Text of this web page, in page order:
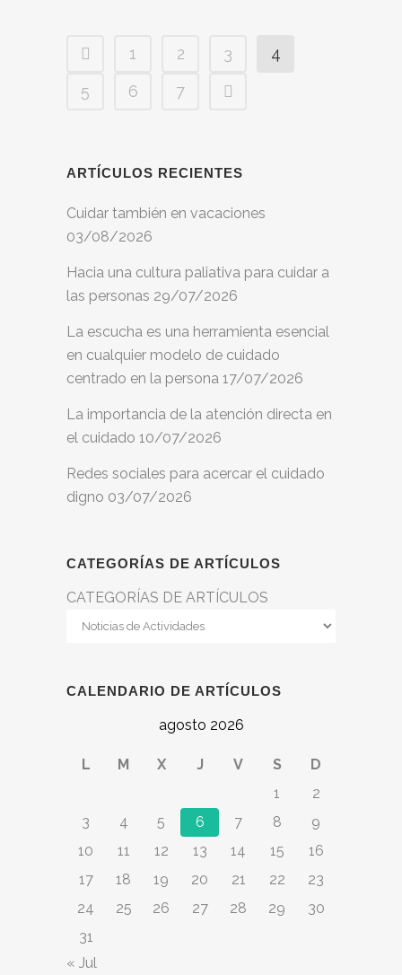
1 2 3
4
5
6 7
ARTÍCULOS RECIENTES
Cuidar también en vacaciones
03/08/2026
Hacia una cultura paliativa para cuidar a
las personas 29/07/2026
La escucha es una herramienta esencial
en cualquier modelo de cuidado
centrado en la persona 17/07/2026
La importancia de la atención directa en
el cuidado 10/07/2026
Redes sociales para acercar el cuidado
digno 03/07/2026
CATEGORÍAS DE ARTÍCULOS
CATEGORÍAS DE ARTÍCULOS
CALENDARIO DE ARTÍCULOS
agosto 2026
L M X J V S
D
1
2
3
4 5 6 7 8
9
10
11 12 13 14 15
16
17
18 19 20 21 22
23
24
25 26 27 28 29
30
31
« Jul